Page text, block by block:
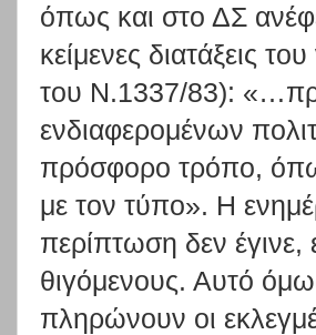
όπως και στο ΔΣ
κείμενες διατάξεις
του Ν.1337/83):
ενδιαφερομένων
πρόσφορο τρόπο,
με τον τύπο». Η
περίπτωση δεν έγινε,
θιγόμενους. Αυτό
πληρώνουν οι